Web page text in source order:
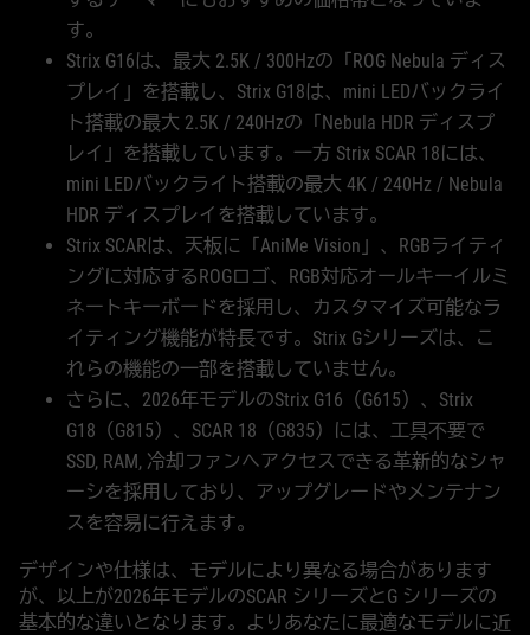
す。
Strix G16は、最大 2.5K / 300Hzの「ROG Nebula ディス
プレイ」を搭載し、Strix G18は、mini LEDバックライ
ト搭載の最大 2.5K / 240Hzの「Nebula HDR ディスプ
レイ」を搭載しています。一方 Strix SCAR 18には、
mini LEDバックライト搭載の最大 4K / 240Hz / Nebula
HDR ディスプレイを搭載しています。
Strix SCARは、天板に「AniMe Vision」、RGBライティ
ングに対応するROGロゴ、RGB対応オールキーイルミ
ネートキーボードを採用し、カスタマイズ可能なラ
イティング機能が特長です。Strix Gシリーズは、こ
れらの機能の一部を搭載していません。
さらに、2026年モデルのStrix G16（G615）、Strix
G18（G815）、SCAR 18（G835）には、工具不要で
SSD, RAM, 冷却ファンへアクセスできる革新的なシャ
ーシを採用しており、アップグレードやメンテナン
スを容易に行えます。
デザインや仕様は、モデルにより異なる場合があります
が、以上が2026年モデルのSCAR シリーズとG シリーズの
基本的な違いとなります。よりあなたに最適なモデルに近